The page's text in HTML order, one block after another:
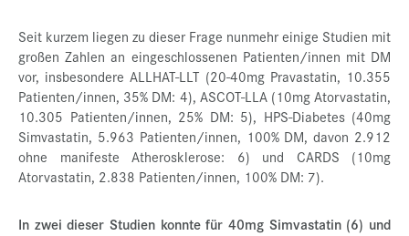
Seit kurzem liegen zu dieser Frage nunmehr einige Studien mit
großen Zahlen an eingeschlossenen Patienten/innen mit DM
vor, insbesondere ALLHAT-LLT (20-40mg Pravastatin, 10.355
Patienten/innen, 35% DM: 4), ASCOT-LLA (10mg Atorvastatin,
10.305 Patienten/innen, 25% DM: 5), HPS-Diabetes (40mg
Simvastatin, 5.963 Patienten/innen, 100% DM, davon 2.912
ohne manifeste Atherosklerose: 6) und CARDS (10mg
Atorvastatin, 2.838 Patienten/innen, 100% DM: 7).
In zwei dieser Studien konnte für 40mg Simvastatin (6) und